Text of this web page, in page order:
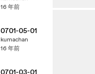
16 年前
0701-05-01
kumachan
16 年前